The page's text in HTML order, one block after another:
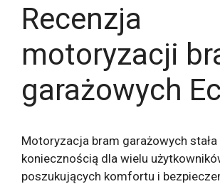
Recenzja
motoryzacji
garażowych
Motoryzacja bram garażowych stała
koniecznością dla wielu
poszukujących komfortu i